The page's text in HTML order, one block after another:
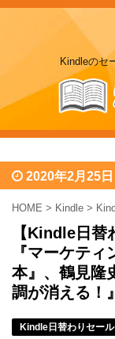
Kindleのセ
2020年2月25日
HOME > Kindle >
【Kindle日
『マーケテ
本』、鶴見隆
調が消える！
Kindle日替わりセール